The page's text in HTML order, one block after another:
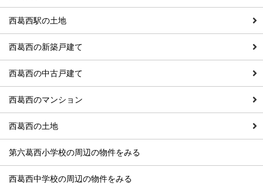
西葛西駅の土地
西葛西の新築戸建て
西葛西の中古戸建て
西葛西のマンション
西葛西の土地
第六葛西小学校の周辺の物件をみる
西葛西中学校の周辺の物件をみる